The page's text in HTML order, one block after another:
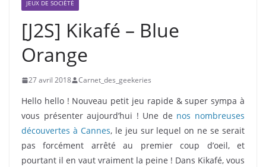
JEUX DE SOCIÉTÉ
[J2S] Kikafé – Blue
Orange
27 avril 2018 Carnet_des_geekeries
Hello hello ! Nouveau petit jeu rapide & super sympa à
vous présenter aujourd’hui ! Une de nos nombreuses
découvertes à Cannes, le jeu sur lequel on ne se serait
pas forcément arrêté au premier coup d’oeil, et
pourtant il en vaut vraiment la peine ! Dans Kikafé, vous